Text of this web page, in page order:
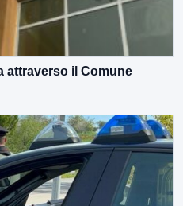
attraverso il Comune